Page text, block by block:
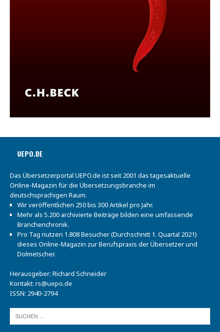
UEPO.DE
Das Übersetzerportal UEPO.de ist seit 2001 das tagesaktuelle
Online-Magazin für die Übersetzungsbranche im
deutschsprachigen Raum.
Wir veröffentlichen 250 bis 300 Artikel pro Jahr.
Mehr als 5.200 archivierte Beiträge bilden eine umfassende
Branchenchronik.
Pro Tag nutzen 1.808 Besucher (Durchschnitt 1. Quartal 2021)
dieses Online-Magazin zur Berufspraxis der Übersetzer und
Dolmetscher.
Herausgeber: Richard Schneider
Kontakt: rs@uepo.de
ISSN: 2940-2794